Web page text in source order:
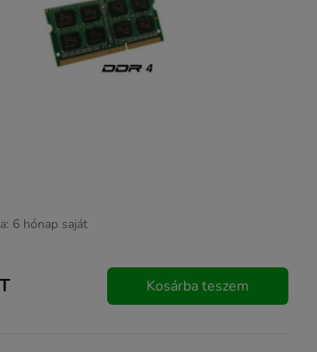
6 hónap saját
Kosárba teszem